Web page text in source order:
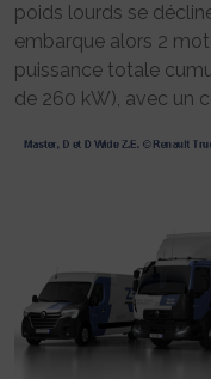
poids lourds se
embarque alors 2
puissance totale
de 260 kW), avec un